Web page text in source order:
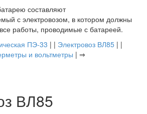
составляют
с электровозом, в котором должны
работы, проводимые с батареей.
ПЭ-33 | | Электровоз ВЛ85| |
и вольтметры | ⇒
ВЛ85